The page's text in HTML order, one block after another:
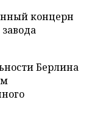
концерн
Берлина